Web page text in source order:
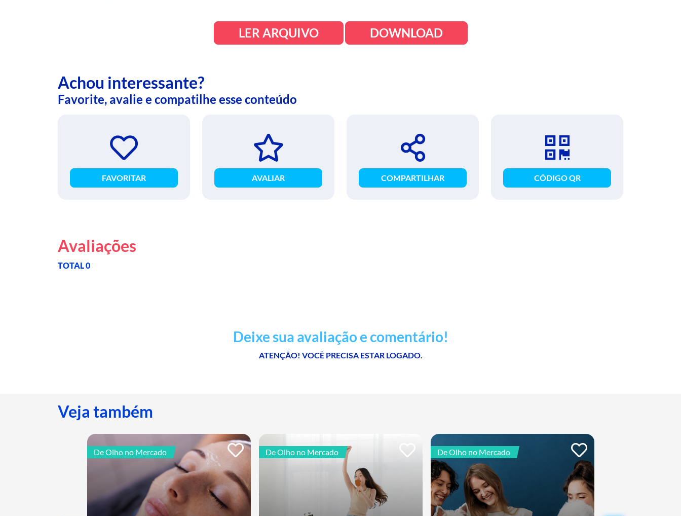
LER ARQUIVO DOWNLOAD
Achou interessante?
Favorite, avalie e compatilhe esse conteúdo
FAVORITAR AVALIAR COMPARTILHAR CÓDIGO QR
Avaliações
TOTAL 0
Deixe sua avaliação e comentário!
ATENÇÃO! VOCÊ PRECISA ESTAR LOGADO.
Veja também
De Olho no Mercado De Olho no Mercado De Olho no Mercado